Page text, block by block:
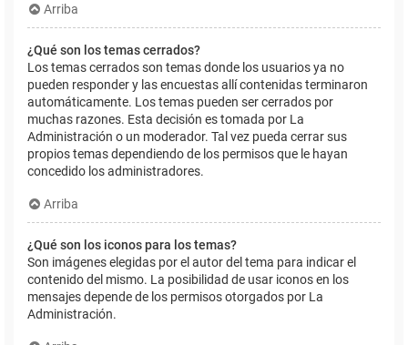
Arriba
¿Qué son los temas cerrados?
Los temas cerrados son temas donde los usuarios ya no
pueden responder y las encuestas allí contenidas terminaron
automáticamente. Los temas pueden ser cerrados por
muchas razones. Esta decisión es tomada por La
Administración o un moderador. Tal vez pueda cerrar sus
propios temas dependiendo de los permisos que le hayan
concedido los administradores.
Arriba
¿Qué son los iconos para los temas?
Son imágenes elegidas por el autor del tema para indicar el
contenido del mismo. La posibilidad de usar iconos en los
mensajes depende de los permisos otorgados por La
Administración.